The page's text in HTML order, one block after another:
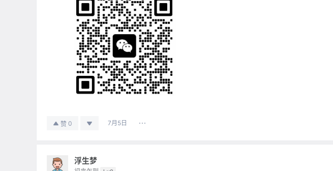
赞 0 7月5日
浮生梦